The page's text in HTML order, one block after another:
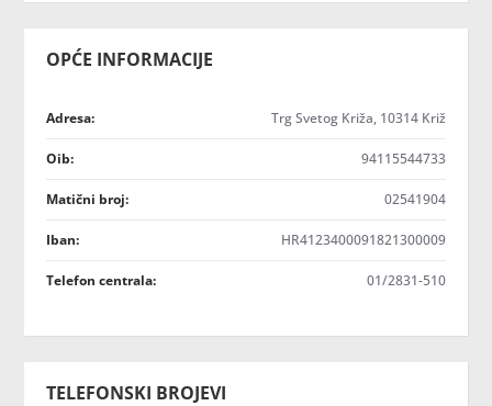
OPĆE INFORMACIJE
Adresa: Trg Svetog Križa, 10314 Križ
Oib: 94115544733
Matični broj: 02541904
Iban: HR4123400091821300009
Telefon centrala: 01/2831-510
TELEFONSKI BROJEVI